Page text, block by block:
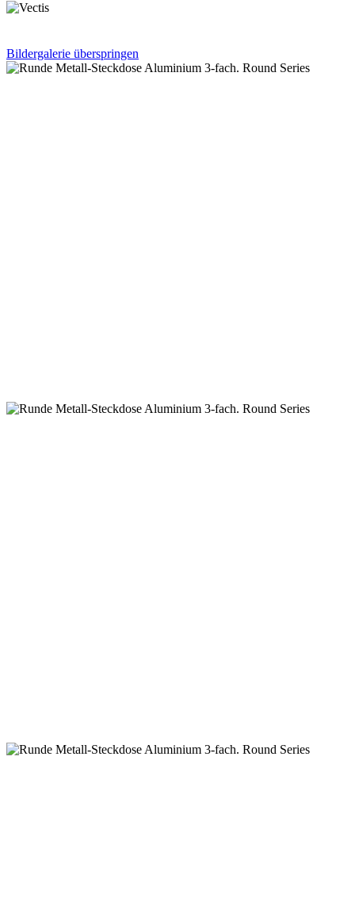
Bildergalerie überspringen